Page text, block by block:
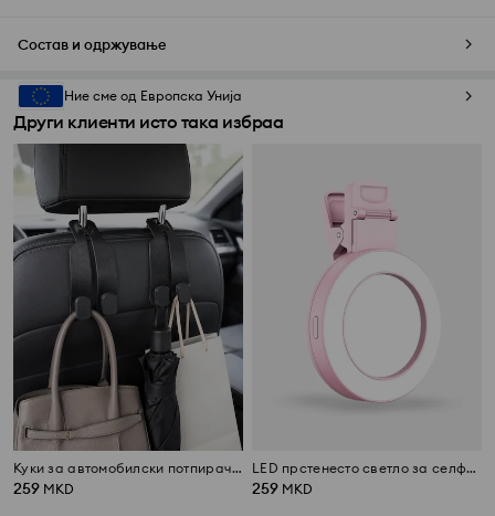
Состав и одржување
Ние сме од Европска Унија
Други клиенти исто така избраа
Куки за автомобилски потпирач за глава 2 pack
259 MKD
LED прстенесто светло за селфи со штипка
259 MKD